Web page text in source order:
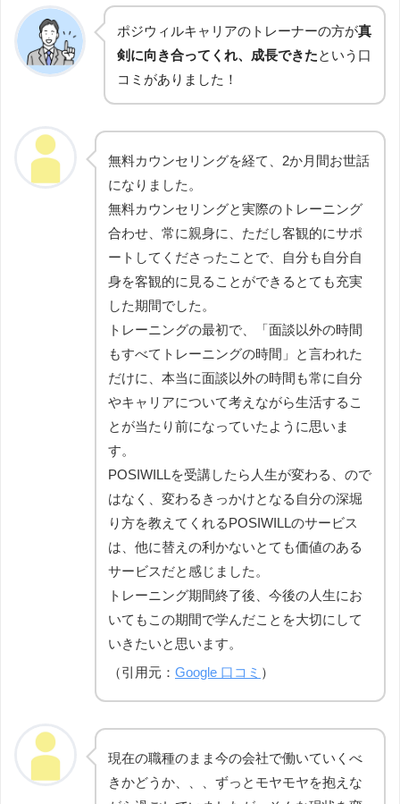
ポジウィルキャリアのトレーナーの方が真
剣に向き合ってくれ、成長できたという口
コミがありました！
無料カウンセリングを経て、2か月間お世話
になりました。
無料カウンセリングと実際のトレーニング
合わせ、常に親身に、ただし客観的にサポ
ートしてくださったことで、自分も自分自
身を客観的に見ることができるとても充実
した期間でした。
トレーニングの最初で、「面談以外の時間
もすべてトレーニングの時間」と言われた
だけに、本当に面談以外の時間も常に自分
やキャリアについて考えながら生活するこ
とが当たり前になっていたように思いま
す。
POSIWILLを受講したら人生が変わる、ので
はなく、変わるきっかけとなる自分の深堀
り方を教えてくれるPOSIWILLのサービス
は、他に替えの利かないとても価値のある
サービスだと感じました。
トレーニング期間終了後、今後の人生にお
いてもこの期間で学んだことを大切にして
いきたいと思います。
（引用元： Google 口コミ ）
現在の職種のまま今の会社で働いていくべ
きかどうか、、、ずっとモヤモヤを抱えな